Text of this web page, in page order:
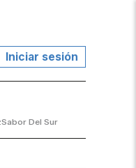
Iniciar sesión
Sabor Del Sur